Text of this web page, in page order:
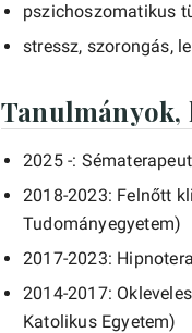
pszichoszomatikus
stressz, szorongás,
Tanulmányok,
2025 -:
2018-2023: Felnőtt
Tudományegyetem)
2017-2023:
2014-2017:
Katolikus Egyetem)